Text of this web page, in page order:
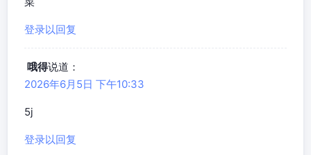
登录以回复
哦得说道：
2026年6月5日 下午10:33
5j
登录以回复